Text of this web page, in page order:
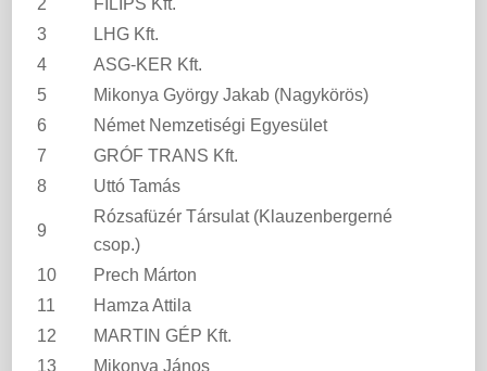
3
LHG Kft.
4
ASG-KER Kft.
5
Mikonya György Jakab (Nagykörös)
6
Német Nemzetiségi Egyesület
7
GRÓF TRANS Kft.
8
Uttó Tamás
9
Rózsafüzér Társulat (Klauzenbergerné
csop.)
10
Prech Márton
11
Hamza Attila
12
MARTIN GÉP Kft.
13
Mikonya János